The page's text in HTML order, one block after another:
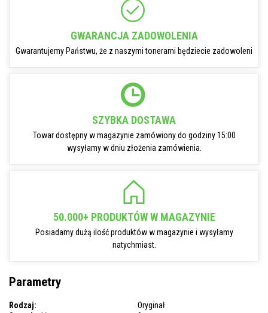
GWARANCJA ZADOWOLENIA
Gwarantujemy Państwu, że z naszymi tonerami będziecie zadowoleni
SZYBKA DOSTAWA
Towar dostępny w magazynie zamówiony do godziny 15:00
wysyłamy w dniu złożenia zamówienia.
50.000+ PRODUKTÓW W MAGAZYNIE
Posiadamy dużą ilość produktów w magazynie i wysyłamy
natychmiast.
Parametry
Rodzaj:
Oryginał